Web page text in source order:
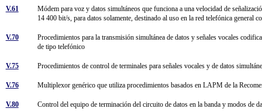
V.61
Módem para voz y datos simultáneos que funciona a una velocidad de
14 400 bit/s, para datos solamente, destinado al uso en la red telefónica
V.70
Procedimientos para la transmisión simultánea de datos y señales vocales
de tipo telefónico
V.75 Procedimientos de control de terminales para señales vocales y de datos
V.76 Multiplexor genérico que utiliza procedimientos basados en LAPM de la
V.80 Control del equipo de terminación del circuito de datos en la banda y modos de